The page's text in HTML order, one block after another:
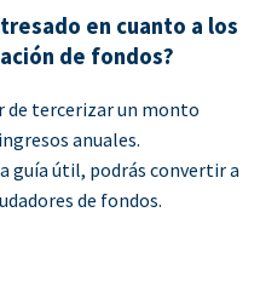
en cuanto a los
de fondos?
de tercerizar un monto
anuales.
guía útil, podrás convertir a
de fondos.